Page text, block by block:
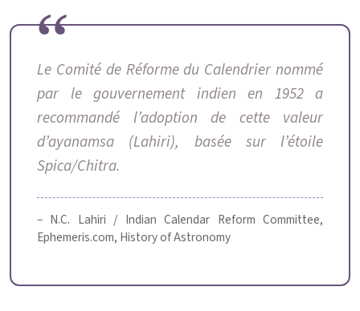
Le Comité de Réforme du Calendrier nommé
par le gouvernement indien en 1952 a
recommandé l’adoption de cette valeur
d’ayanamsa (Lahiri), basée sur l’étoile
Spica/Chitra.
– N.C. Lahiri / Indian Calendar Reform Committee,
Ephemeris.com, History of Astronomy